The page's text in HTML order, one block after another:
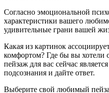
Согласно эмоциональной
характеристики вашего
удивительные грани вашей
Какая из картинок
комфортом? Где бы вы хотели
пейзаж для вас сейчас
подсознания и дайте ответ.
Выберите свой любимый